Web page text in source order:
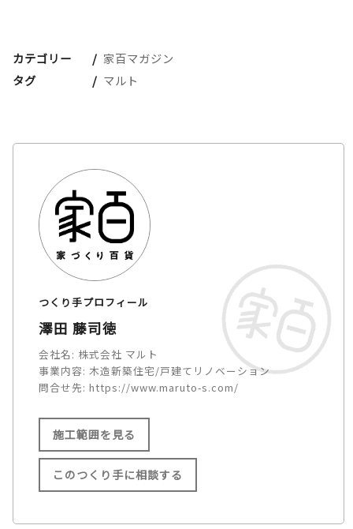
カテゴリー
家百マガジン
タグ
マルト
つくり手プロフィール
澤田 藤司徳
会社名: 株式会社 マルト
事業内容: 木造新築住宅/戸建てリノベーション
問合せ先: https://www.maruto-s.com/
施工範囲を見る
施工範囲
このつくり手に相談する